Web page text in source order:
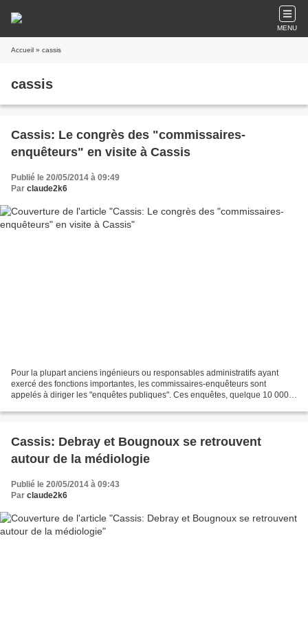
MENU
Accueil » cassis
cassis
Cassis: Le congrès des "commissaires-
enquêteurs" en visite à Cassis
Publié le 20/05/2014 à 09:49
Par claude2k6
Pour la plupart anciens ingénieurs ou responsables administratifs ayant
exercé des fonctions importantes, les commissaires-enquêteurs sont
appelés à diriger les "enquêtes publiques". Ces enquêtes, quelque 10 000
Cassis: Debray et Bougnoux se retrouvent
autour de la médiologie
Publié le 20/05/2014 à 09:43
Par claude2k6